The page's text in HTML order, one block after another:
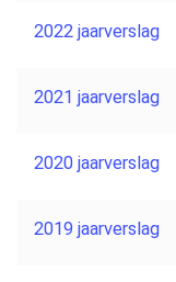
2022 jaarverslag
2021 jaarverslag
2020 jaarverslag
2019 jaarverslag